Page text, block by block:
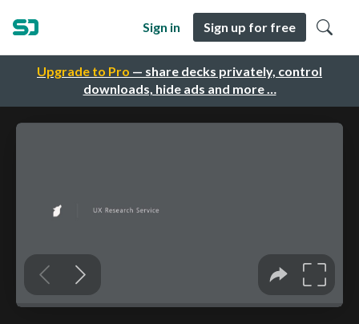
Upgrade to Pro — share decks privately, control
downloads, hide ads and more …
Sign in Sign up for free